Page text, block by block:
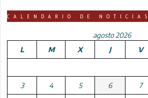
CALENDARIO DE NOTICIAS
agosto 2026
L
M X J V
3 4 5 6 7